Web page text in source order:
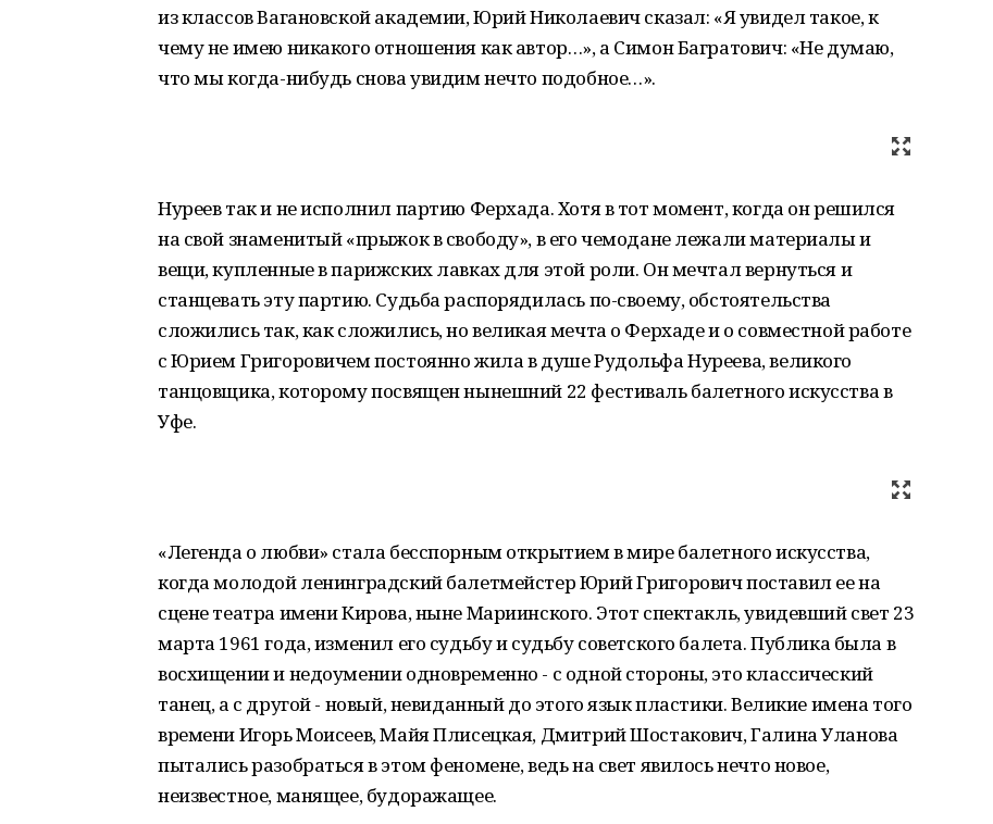
из классов Вагановской академии, Юрий Николаевич сказал: «Я увидел такое, к
чему не имею никакого отношения как автор…», а Симон Багратович: «Не думаю,
что мы когда-нибудь снова увидим нечто подобное…».
Нуреев так и не исполнил партию Ферхада. Хотя в тот момент, когда он решился
на свой знаменитый «прыжок в свободу», в его чемодане лежали материалы и
вещи, купленные в парижских лавках для этой роли. Он мечтал вернуться и
станцевать эту партию. Судьба распорядилась по-своему, обстоятельства
сложились так, как сложились, но великая мечта о Ферхаде и о совместной работе
с Юрием Григоровичем постоянно жила в душе Рудольфа Нуреева, великого
танцовщика, которому посвящен нынешний 22 фестиваль балетного искусства в
Уфе.
«Легенда о любви» стала бесспорным открытием в мире балетного искусства,
когда молодой ленинградский балетмейстер Юрий Григорович поставил ее на
сцене театра имени Кирова, ныне Мариинского. Этот спектакль, увидевший свет 23
марта 1961 года, изменил его судьбу и судьбу советского балета. Публика была в
восхищении и недоумении одновременно - с одной стороны, это классический
танец, а с другой - новый, невиданный до этого язык пластики. Великие имена того
времени Игорь Моисеев, Майя Плисецкая, Дмитрий Шостакович, Галина Уланова
пытались разобраться в этом феномене, ведь на свет явилось нечто новое,
неизвестное, манящее, будоражащее.